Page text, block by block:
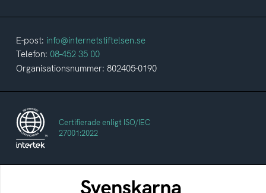
E-post: info@internetstiftelsen.se
Telefon: 08-452 35 00
Organisationsnummer: 802405-0190
Certifierade enligt ISO/IEC
27001:2022
Svenskarna och internet